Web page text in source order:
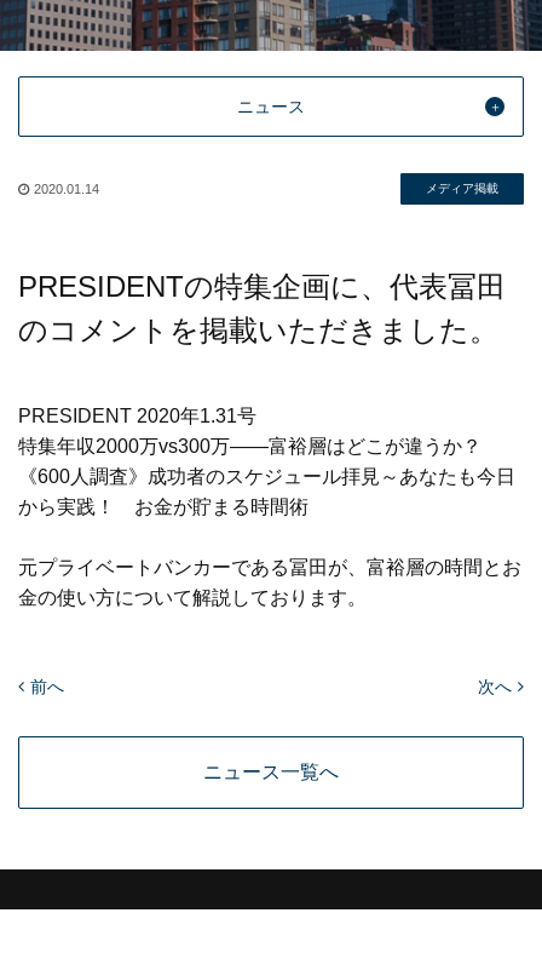
ニュース
2020.01.14 メディア掲載
PRESIDENTの特集企画に、代表冨田
のコメントを掲載いただきました。
PRESIDENT 2020年1.31号
特集年収2000万vs300万――富裕層はどこが違うか？
《600人調査》成功者のスケジュール拝見～あなたも今日
から実践！ お金が貯まる時間術
元プライベートバンカーである冨田が、富裕層の時間とお
金の使い方について解説しております。
前へ 次へ
ニュース一覧へ